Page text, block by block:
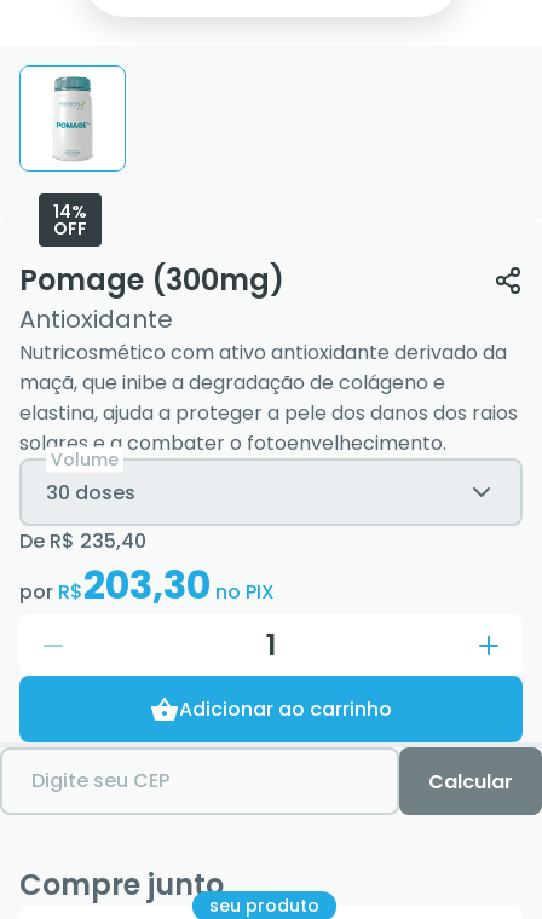
14%
OFF
Pomage (300mg)
Antioxidante
Nutricosmético com ativo antioxidante derivado da
maçã, que inibe a degradação de colágeno e
elastina, ajuda a proteger a pele dos danos dos raios
solares e a combater o fotoenvelhecimento.
Volume
30 doses
De R$ 235,40
por R$203,30 no PIX
1
Adicionar ao carrinho
Digite seu CEP Calcular
Compre junto
seu produto